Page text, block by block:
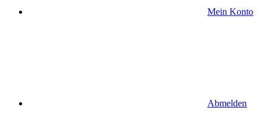
Mein Konto
Abmelden